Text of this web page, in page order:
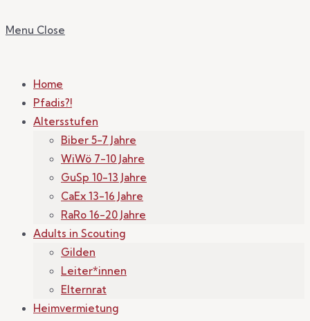
Menu Close
Home
Pfadis?!
Altersstufen
Biber 5-7 Jahre
WiWö 7-10 Jahre
GuSp 10-13 Jahre
CaEx 13-16 Jahre
RaRo 16-20 Jahre
Adults in Scouting
Gilden
Leiter*innen
Elternrat
Heimvermietung